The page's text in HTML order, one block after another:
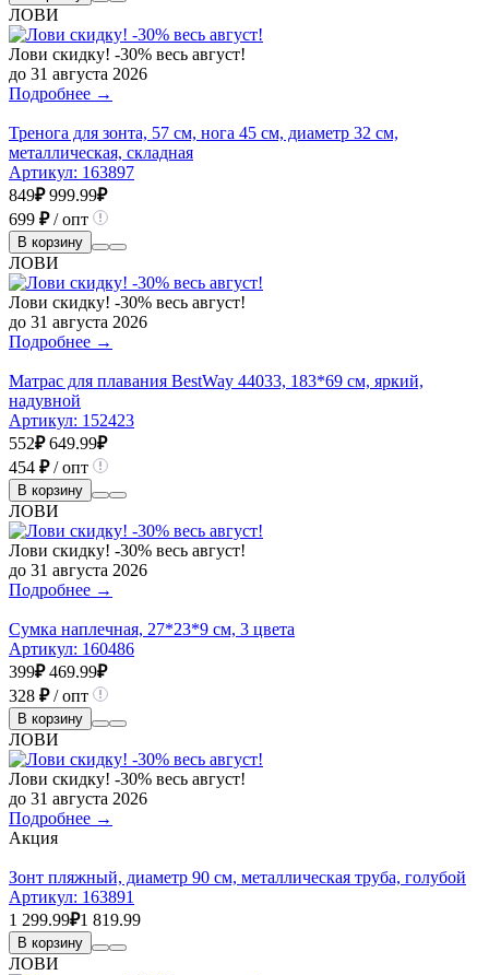
ЛОВИ
Лови скидку! -30% весь август!
до 31 августа 2026
Подробнее →
Тренога для зонта, 57 см, нога 45 см, диаметр 32 см,
металлическая, складная
Артикул: 163897
849₽ 999.99₽
699 ₽/ опт
В корзину
ЛОВИ
Лови скидку! -30% весь август!
до 31 августа 2026
Подробнее →
Матрас для плавания BestWay 44033, 183*69 см, яркий,
надувной
Артикул: 152423
552₽ 649.99₽
454 ₽/ опт
В корзину
ЛОВИ
Лови скидку! -30% весь август!
до 31 августа 2026
Подробнее →
Сумка наплечная, 27*23*9 см, 3 цвета
Артикул: 160486
399₽ 469.99₽
328 ₽/ опт
В корзину
ЛОВИ
Лови скидку! -30% весь август!
до 31 августа 2026
Подробнее →
Акция
Зонт пляжный, диаметр 90 см, металлическая труба, голубой
Артикул: 163891
1 299.99₽1 819.99
В корзину
ЛОВИ